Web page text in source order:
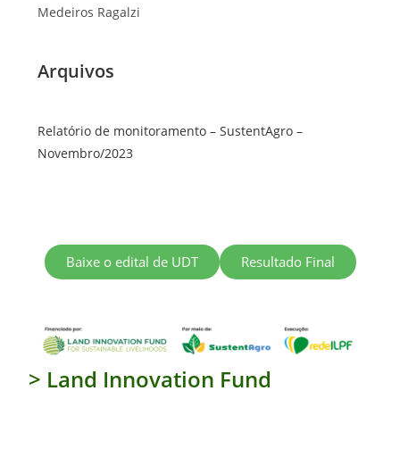
Medeiros Ragalzi
Arquivos
Relatório de monitoramento – SustentAgro –
Novembro/2023
Baixe o edital de UDT Resultado Final
> Land Innovation Fund